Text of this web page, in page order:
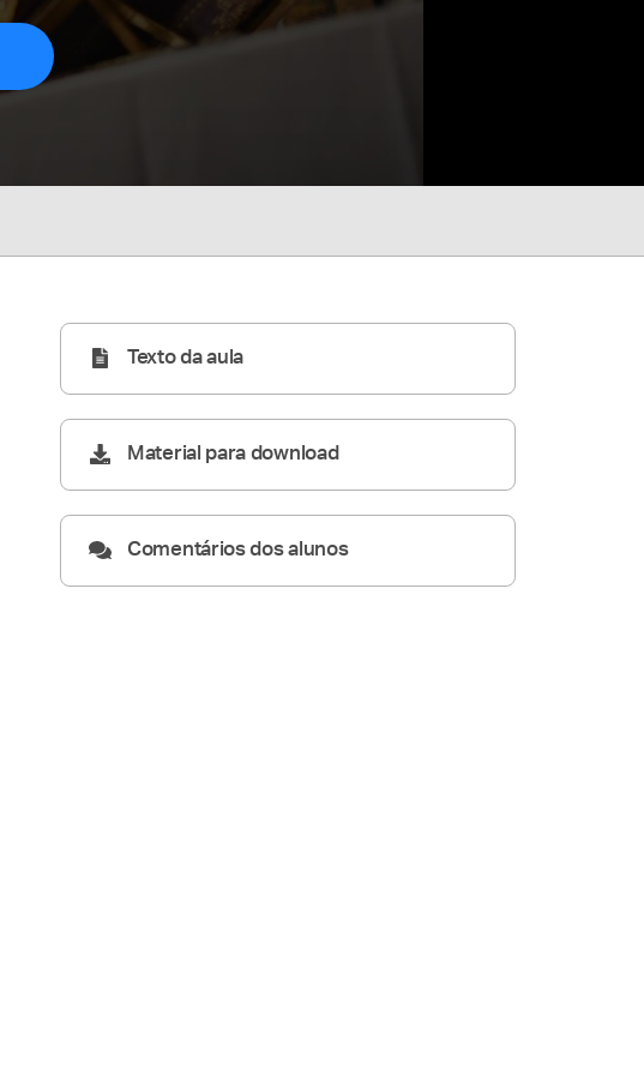
Texto da aula
Material para download
Comentários dos alunos